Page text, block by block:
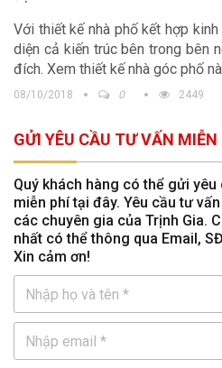
Với thiết kế nhà phố kết hợp
diện cả kiến trúc bên trong bên
đích. Xem thiết kế nhà góc phố
08/10/2018 0 2449
GỬI YÊU CẦU TƯ VẤN MIỄN
Quý khách hàng có thể gửi yêu
miễn phí tại đây. Yêu cầu tư
các chuyên gia của Trịnh Gia.
nhất có thể thông qua Email,
Xin cảm ơn!